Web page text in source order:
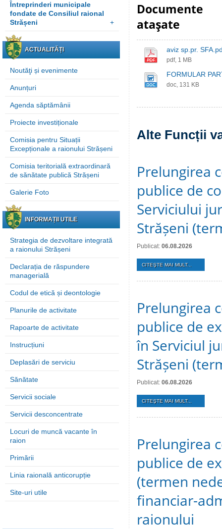
Întreprinderi municipale
fondate de Consiliul raional
Strășeni
+
ACTUALITĂȚI
Noutăţi și evenimente
Anunțuri
Agenda săptămânii
Proiecte investiționale
Comisia pentru Situații
Excepționale a raionului Strășeni
Comisia teritorială extraordinară
de sănătate publică Strășeni
Galerie Foto
INFORMAȚII UTILE
Strategia de dezvoltare integrată
a raionului Strășeni
Declarația de răspundere
managerială
Codul de etică și deontologie
Planurile de activitate
Rapoarte de activitate
Instrucțiuni
Deplasări de serviciu
Sănătate
Servicii sociale
Servicii desconcentrate
Locuri de muncă vacante în
raion
Primării
Linia raională anticorupție
Site-uri utile
Documente
ataşate
aviz sp.pr.
pdf, 1 MB
FORMULAR
doc, 131 KB
Alte Funcții
Prelungirea
publice de
Serviciului
Strășeni
Publicat: 06.08.2026
CITEŞTE MAI MULT...
Prelungirea
publice de
în Serviciul
Strășeni
Publicat: 06.08.2026
CITEŞTE MAI MULT...
Prelungirea
publice de
(termen
financiar-
raionului